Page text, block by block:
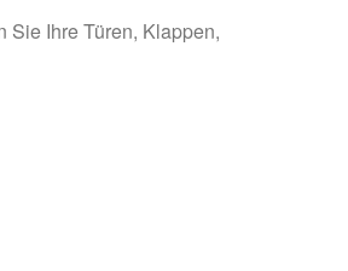
Sie Ihre Türen, Klappen,